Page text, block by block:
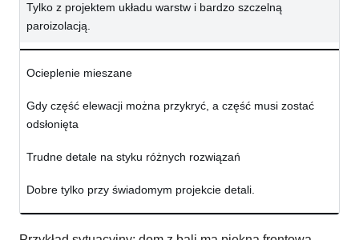
Tylko z projektem układu warstw i bardzo szczelną
paroizolacją.
Ocieplenie mieszane
Gdy część elewacji można przykryć, a część musi zostać
odsłonięta
Trudne detale na styku różnych rozwiązań
Dobre tylko przy świadomym projekcie detali.